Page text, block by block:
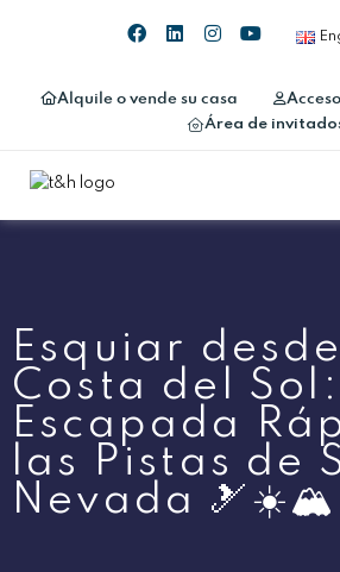
Alquile o vende su casa
Área de
Esquiar
Costa del
Escapada
las Pistas de
Nevada 🎿☀️🏔